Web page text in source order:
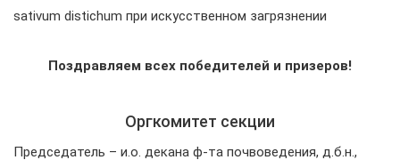
sativum distichum при искусственном загрязнении
Поздравляем всех победителей и призеров!
Оргкомитет секции
Председатель – и.о. декана ф-та почвоведения, д.б.н.,